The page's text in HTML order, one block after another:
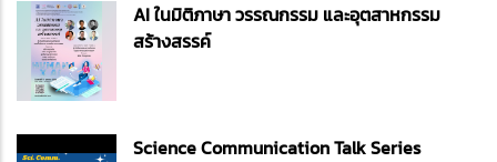
AI ในมิติภาษา วรรณกรรม และอุตสาหกรรม
สร้างสรรค์
Science Communication Talk Series